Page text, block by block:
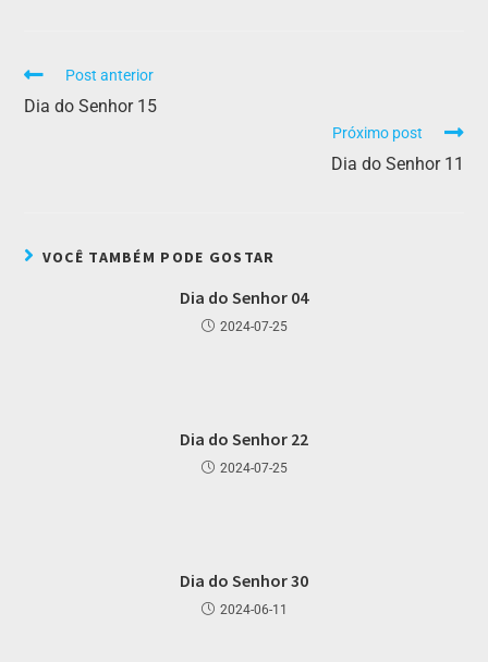
Post anterior
Dia do Senhor 15
Próximo post
Dia do Senhor 11
VOCÊ TAMBÉM PODE GOSTAR
Dia do Senhor 04
2024-07-25
Dia do Senhor 22
2024-07-25
Dia do Senhor 30
2024-06-11